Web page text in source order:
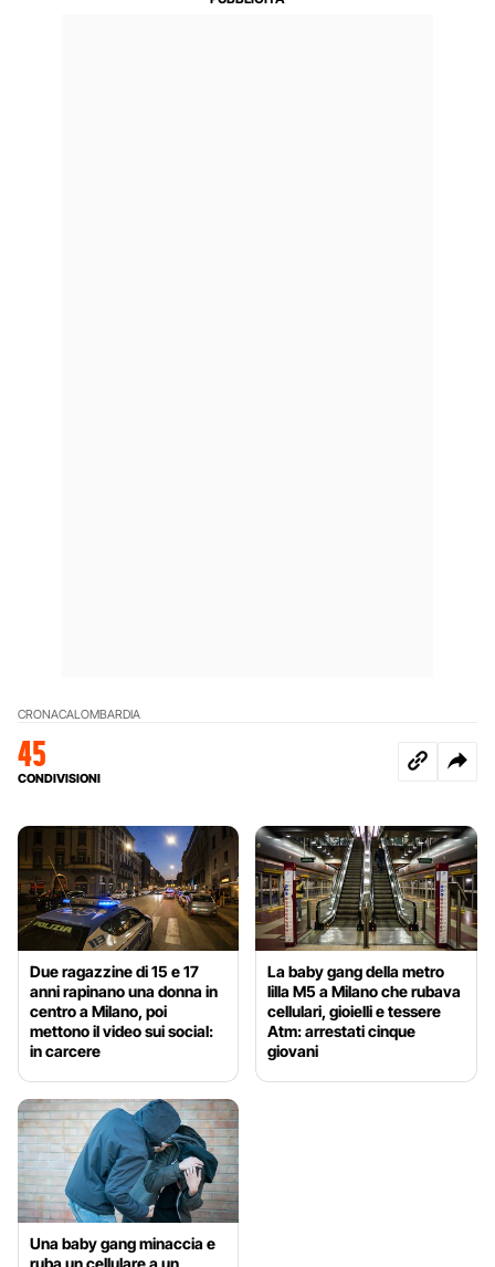
CRONACALOMBARDIA
45
CONDIVISIONI
Due ragazzine di 15 e 17
anni rapinano una donna in
centro a Milano, poi
mettono il video sui social:
in carcere
La baby gang della metro
lilla M5 a Milano che rubava
cellulari, gioielli e tessere
Atm: arrestati cinque
giovani
Una baby gang minaccia e